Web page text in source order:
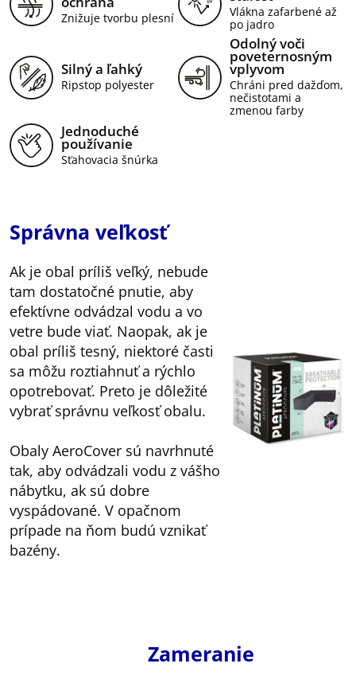
Znižuje tvorbu plesní
Vlákna zafarbené až
po jadro
Silný a ľahký
Ripstop polyester
Odolný voči
poveternosným
vplyvom
Chráni pred dažďom,
nečistotami a
zmenou farby
Jednoduché
používanie
Sťahovacia šnúrka
Správna veľkosť
Ak je obal príliš veľký, nebude
tam dostatočné pnutie, aby
efektívne odvádzal vodu a vo
vetre bude viať. Naopak, ak je
obal príliš tesný, niektoré časti
sa môžu roztiahnuť a rýchlo
opotrebovať. Preto je dôležité
vybrať správnu veľkosť obalu.
Obaly AeroCover sú navrhnuté
tak, aby odvádzali vodu z vášho
nábytku, ak sú dobre
vyspádované. V opačnom
prípade na ňom budú vznikať
bazény.
Zameranie